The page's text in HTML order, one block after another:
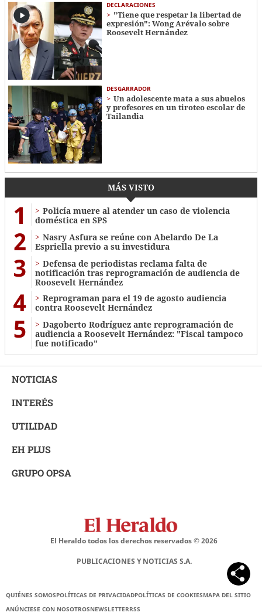
DECLARACIONES
"Tiene que respetar la libertad de
expresión": Wong Arévalo sobre
Roosevelt Hernández
DESGARRADOR
Un adolescente mata a sus abuelos
y profesores en un tiroteo escolar de
Tailandia
MÁS VISTO
1
Policía muere al atender un caso de violencia
doméstica en SPS
2
Nasry Asfura se reúne con Abelardo De La
Espriella previo a su investidura
3
Defensa de periodistas reclama falta de
notificación tras reprogramación de audiencia de
Roosevelt Hernández
4
Reprograman para el 19 de agosto audiencia
contra Roosevelt Hernández
5
Dagoberto Rodríguez ante reprogramación de
audiencia a Roosevelt Hernández: "Fiscal tampoco
fue notificado"
NOTICIAS
INTERÉS
UTILIDAD
EH PLUS
GRUPO OPSA
El Heraldo todos los derechos reservados ©2026
PUBLICACIONES Y NOTICIAS S.A.
QUIÉNES SOMOSPOLÍTICAS DE PRIVACIDADPOLÍTICAS DE COOKIESMAPA DEL SITIO
ANÚNCIESE CON NOSOTROSNEWSLETTERRSS